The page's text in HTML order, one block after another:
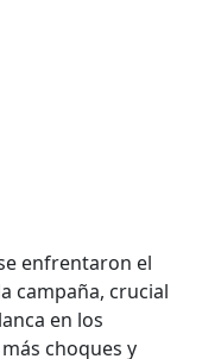
enfrentaron el
campaña, crucial
en los
choques y